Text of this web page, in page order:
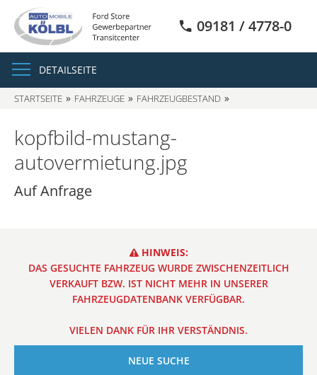
09181 / 4778-0
DETAILSEITE
STARTSEITE FAHRZEUGE FAHRZEUGBESTAND
kopfbild-mustang-
autovermietung.jpg
Auf Anfrage
HINWEIS:
DAS GESUCHTE FAHRZEUG WURDE ZWISCHENZEITLICH
VERKAUFT BZW. IST NICHT MEHR IN UNSERER
FAHRZEUGDATENBANK VERFÜGBAR.
VIELEN DANK FÜR IHR VERSTÄNDNIS.
NEUE SUCHE